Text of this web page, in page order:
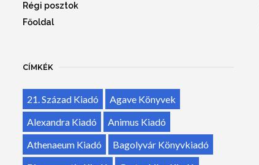
Régi posztok
Főoldal
CÍMKÉK
21. Század Kiadó
Agave Könyvek
Alexandra Kiadó
Animus Kiadó
Athenaeum Kiadó
Bagolyvár Könyvkiadó